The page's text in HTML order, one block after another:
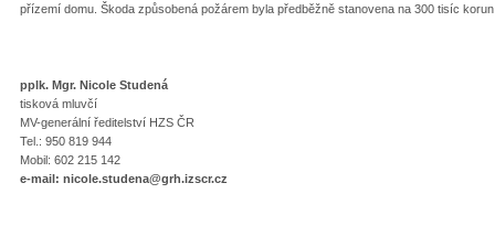
přízemí domu. Škoda způsobená požárem byla předběžně stanovena na 300 tisíc
pplk. Mgr. Nicole Studená
tisková mluvčí
MV-generální ředitelství HZS ČR
Tel.: 950 819 944
Mobil: 602 215 142
e-mail: nicole.studena@grh.izscr.cz